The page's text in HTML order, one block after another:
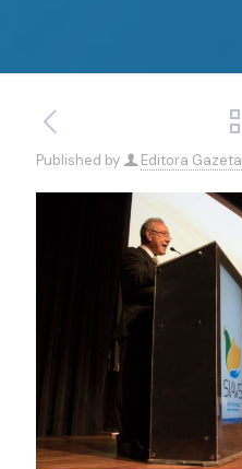
Published by Editora Gazeta